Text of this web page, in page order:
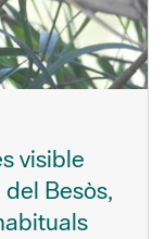
visible
Besòs,